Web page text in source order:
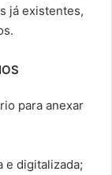
já existentes,
para anexar
e digitalizada;